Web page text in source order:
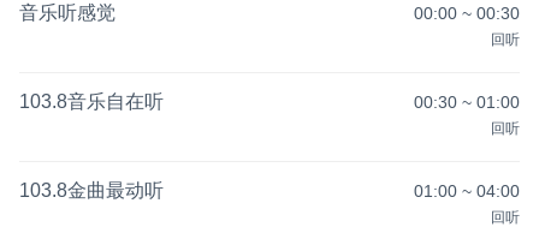
音乐听感觉 00:00 ~ 00:30
回听
103.8音乐自在听 00:30 ~ 01:00
回听
103.8金曲最动听 01:00 ~ 04:00
回听